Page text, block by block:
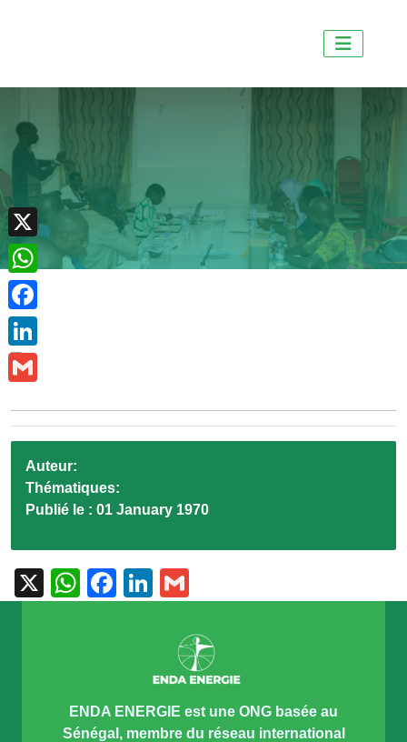
WhatsApp
Auteur:
Thématiques:
Publié le : 01 January 1970
X WhatsAppFacebook
LinkedIn
ENDA ENERGIE est une ONG basée au
Sénégal, membre du réseau international